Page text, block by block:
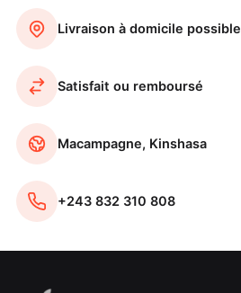
Livraison à domicile possible
Satisfait ou remboursé
Macampagne, Kinshasa
+243 832 310 808